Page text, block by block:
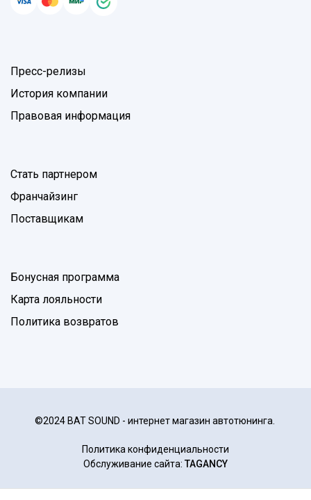
Пресс-релизы
История компании
Правовая информация
Стать партнером
Франчайзинг
Поставщикам
Бонусная программа
Карта лояльности
Политика возвратов
©2024 BAT SOUND - интернет магазин автотюнинга.
Политика конфиденциальности
Обслуживание сайта: TAGANCY